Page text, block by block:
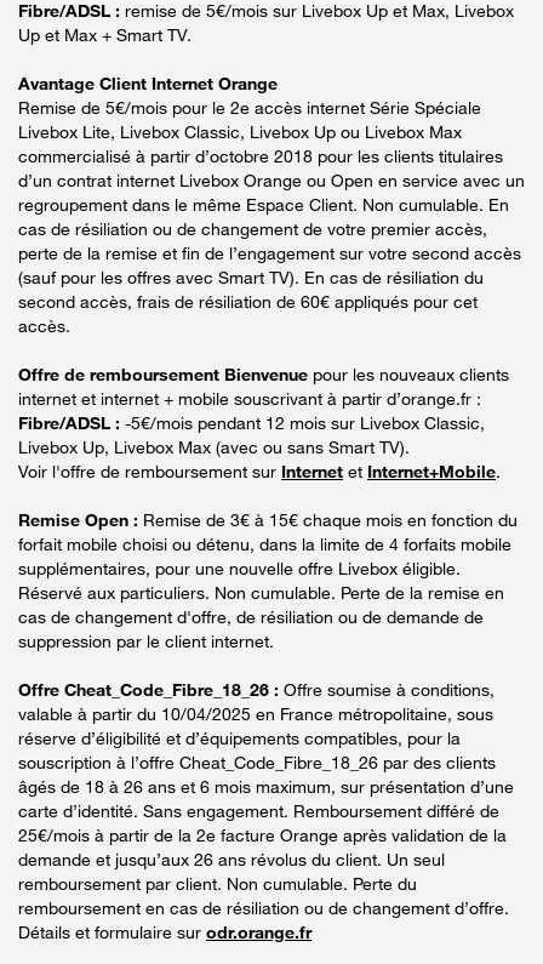
Fibre/ADSL : remise de 5€/mois sur Livebox Up et Max, Livebox
Up et Max + Smart TV.
Avantage Client Internet Orange
Remise de 5€/mois pour le 2e accès internet Série Spéciale
Livebox Lite, Livebox Classic, Livebox Up ou Livebox Max
commercialisé à partir d’octobre 2018 pour les clients titulaires
d’un contrat internet Livebox Orange ou Open en service avec un
regroupement dans le même Espace Client. Non cumulable. En
cas de résiliation ou de changement de votre premier accès,
perte de la remise et fin de l’engagement sur votre second accès
(sauf pour les offres avec Smart TV). En cas de résiliation du
second accès, frais de résiliation de 60€ appliqués pour cet
accès.
Offre de remboursement Bienvenue pour les nouveaux clients
internet et internet + mobile souscrivant à partir d’orange.fr :
Fibre/ADSL : -5€/mois pendant 12 mois sur Livebox Classic,
Livebox Up, Livebox Max (avec ou sans Smart TV).
Voir l'offre de remboursement sur Internet et Internet+Mobile.
Remise Open : Remise de 3€ à 15€ chaque mois en fonction du
forfait mobile choisi ou détenu, dans la limite de 4 forfaits mobile
supplémentaires, pour une nouvelle offre Livebox éligible.
Réservé aux particuliers. Non cumulable. Perte de la remise en
cas de changement d'offre, de résiliation ou de demande de
suppression par le client internet.
Offre Cheat_Code_Fibre_18_26 : Offre soumise à conditions,
valable à partir du 10/04/2025 en France métropolitaine, sous
réserve d’éligibilité et d’équipements compatibles, pour la
souscription à l’offre Cheat_Code_Fibre_18_26 par des clients
âgés de 18 à 26 ans et 6 mois maximum, sur présentation d’une
carte d’identité. Sans engagement. Remboursement différé de
25€/mois à partir de la 2e facture Orange après validation de la
demande et jusqu’aux 26 ans révolus du client. Un seul
remboursement par client. Non cumulable. Perte du
remboursement en cas de résiliation ou de changement d’offre.
Détails et formulaire sur odr.orange.fr